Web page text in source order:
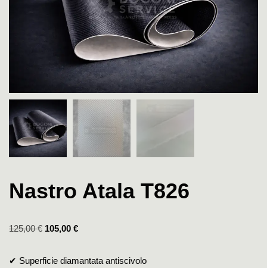
Nastro Atala T826
125,00€ 105,00 €
✔ Superficie diamantata antiscivolo